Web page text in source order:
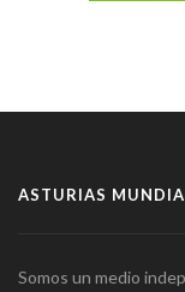
ASTURIAS
Somos un medio